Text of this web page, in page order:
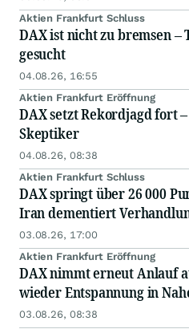
Aktien Frankfurt Schluss
DAX ist nicht zu bremsen –
gesucht
04.08.26, 16:55
Aktien Frankfurt Eröffnung
DAX setzt Rekordjagd fort
Skeptiker
04.08.26, 08:38
Aktien Frankfurt Schluss
DAX springt über 26 000
Iran dementiert
03.08.26, 17:00
Aktien Frankfurt Eröffnung
DAX nimmt erneut Anlauf
wieder Entspannung in
03.08.26, 08:38